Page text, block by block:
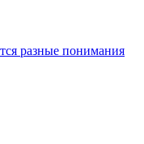
разные понимания